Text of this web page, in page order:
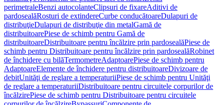
perimetraleBenzi autocolanteClipsuri de fixareAditivi de
pardosealăRosturi de extindereCurbe conducătoareDulapuri de
distribuţieDulapuri de distribuţie din metalGamă de
distribuitoarePiese de schimb pentru Gamă de
distribuitoareDistribuitoare pentru încălzire prin pardosealăPiese de
schimb pentru Distribuitoare pentru încălzire prin pardosealăRobinet
de închidere cu bilăTermometreAdaptoarePiese de schimb pentru
AdaptoareElemente de închidere pentru distribuitoareDivizoare de
debitUnităţi de reglare a temperaturiiPiese de schimb pentru Unităţi
de reglare a temperaturiiDistribuitoare pentru circuitele corpurilor de
încălzirePiese de schimb pentru Distribuitoare pentru circuitele